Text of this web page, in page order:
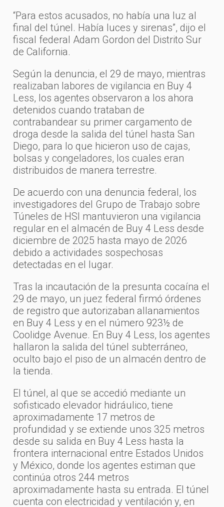
“Para estos acusados, no había una luz al
final del túnel. Había luces y sirenas”, dijo el
fiscal federal Adam Gordon del Distrito Sur
de California.
Según la denuncia, el 29 de mayo, mientras
realizaban labores de vigilancia en Buy 4
Less, los agentes observaron a los ahora
detenidos cuando trataban de
contrabandear su primer cargamento de
droga desde la salida del túnel hasta San
Diego, para lo que hicieron uso de cajas,
bolsas y congeladores, los cuales eran
distribuidos de manera terrestre.
De acuerdo con una denuncia federal, los
investigadores del Grupo de Trabajo sobre
Túneles de HSI mantuvieron una vigilancia
regular en el almacén de Buy 4 Less desde
diciembre de 2025 hasta mayo de 2026
debido a actividades sospechosas
detectadas en el lugar.
Tras la incautación de la presunta cocaína el
29 de mayo, un juez federal firmó órdenes
de registro que autorizaban allanamientos
en Buy 4 Less y en el número 923½ de
Coolidge Avenue. En Buy 4 Less, los agentes
hallaron la salida del túnel subterráneo,
oculto bajo el piso de un almacén dentro de
la tienda.
El túnel, al que se accedió mediante un
sofisticado elevador hidráulico, tiene
aproximadamente 17 metros de
profundidad y se extiende unos 325 metros
desde su salida en Buy 4 Less hasta la
frontera internacional entre Estados Unidos
y México, donde los agentes estiman que
continúa otros 244 metros
aproximadamente hasta su entrada. El túnel
cuenta con electricidad y ventilación y, en